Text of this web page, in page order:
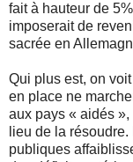
fait à hauteur de
imposerait de
sacrée en
Qui plus est, on
en place ne
aux pays « aidés
lieu de la
publiques